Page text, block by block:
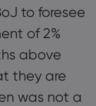
to foresee
of 2%
above
they are
was not a